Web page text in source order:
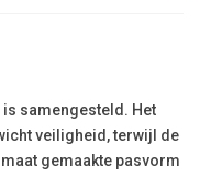
samengesteld. Het
veiligheid, terwijl de
gemaakte pasvorm